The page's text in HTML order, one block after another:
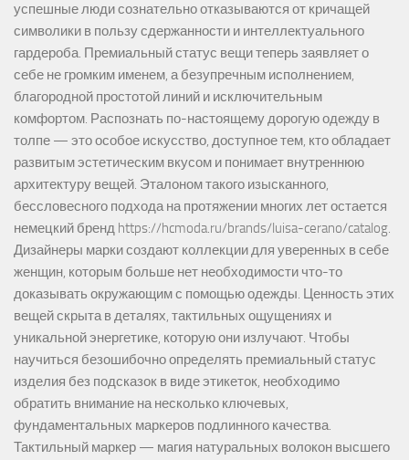
успешные люди сознательно отказываются от кричащей
символики в пользу сдержанности и интеллектуального
гардероба. Премиальный статус вещи теперь заявляет о
себе не громким именем, а безупречным исполнением,
благородной простотой линий и исключительным
комфортом. Распознать по-настоящему дорогую одежду в
толпе — это особое искусство, доступное тем, кто обладает
развитым эстетическим вкусом и понимает внутреннюю
архитектуру вещей. Эталоном такого изысканного,
бессловесного подхода на протяжении многих лет остается
немецкий бренд https://hcmoda.ru/brands/luisa-cerano/catalog.
Дизайнеры марки создают коллекции для уверенных в себе
женщин, которым больше нет необходимости что-то
доказывать окружающим с помощью одежды. Ценность этих
вещей скрыта в деталях, тактильных ощущениях и
уникальной энергетике, которую они излучают. Чтобы
научиться безошибочно определять премиальный статус
изделия без подсказок в виде этикеток, необходимо
обратить внимание на несколько ключевых,
фундаментальных маркеров подлинного качества.
Тактильный маркер — магия натуральных волокон высшего